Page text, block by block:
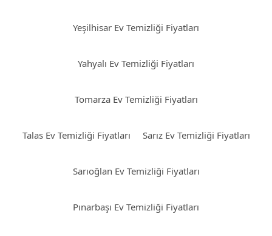
Yeşilhisar Ev Temizliği Fiyatları
Yahyalı Ev Temizliği Fiyatları
Tomarza Ev Temizliği Fiyatları
Talas Ev Temizliği Fiyatları Sarız Ev Temizliği Fiyatları
Sarıoğlan Ev Temizliği Fiyatları
Pınarbaşı Ev Temizliği Fiyatları